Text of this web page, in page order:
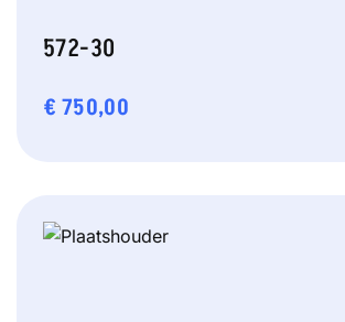
572-30
€ 750,00